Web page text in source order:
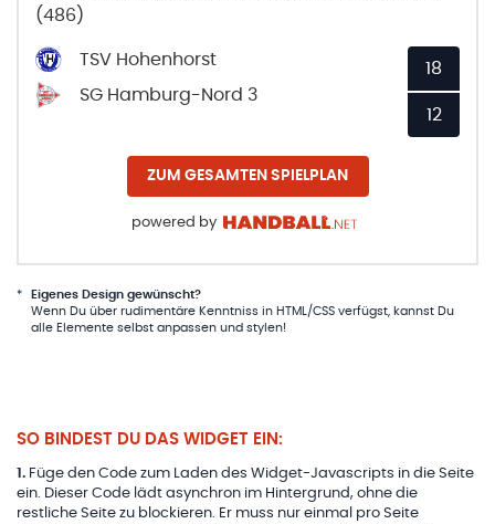
(486)
TSV Hohenhorst
SG Hamburg-Nord 3
18
12
ZUM GESAMTEN SPIELPLAN
powered by
*
Eigenes Design gewünscht?
Wenn Du über rudimentäre Kenntniss in HTML/CSS verfügst, kannst Du
alle Elemente selbst anpassen und stylen!
SO BINDEST DU DAS WIDGET EIN:
1 . Füge den Code zum Laden des Widget-Javascripts in die Seite
ein. Dieser Code lädt asynchron im Hintergrund, ohne die
restliche Seite zu blockieren. Er muss nur einmal pro Seite